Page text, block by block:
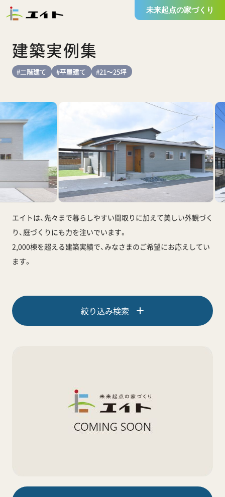
未来起点の家づくり
建築実例集
#二階建て #平屋建て #21～25坪
エイトは、先々まで暮らしやすい間取りに加えて美しい外観づく
り、庭づくりにも力を注いでいます。
2,000棟を超える建築実績で、みなさまのご希望にお応えしてい
ます。
絞り込み検索